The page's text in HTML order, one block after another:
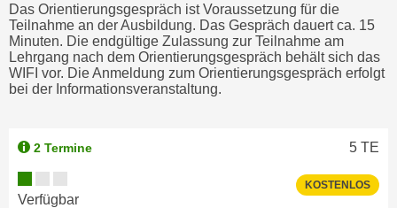
Das Orientierungsgespräch ist Voraussetzung für die
Teilnahme an der Ausbildung. Das Gespräch dauert ca. 15
Minuten. Die endgültige Zulassung zur Teilnahme am
Lehrgang nach dem Orientierungsgespräch behält sich das
WIFI vor. Die Anmeldung zum Orientierungsgespräch erfolgt
bei der Informationsveranstaltung.
2 Termine 5 TE
Verfügbar
KOSTENLOS